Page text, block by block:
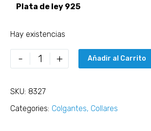
Plata de ley 925
Hay existencias
- + Añadir al Carrito
SKU: 8327
Categories: Colgantes, Collares